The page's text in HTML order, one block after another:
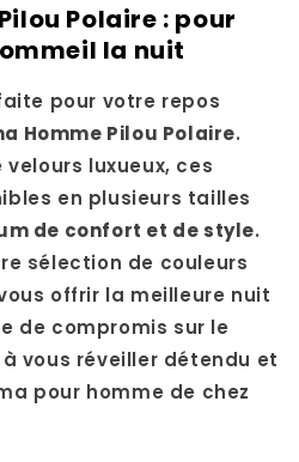
Polaire : pour
la nuit
pour votre repos
Homme Pilou Polaire.
luxueux, ces
en plusieurs tailles
de confort et de style.
sélection de couleurs
offrir la meilleure nuit
de compromis sur le
vous réveiller détendu et
pour homme de chez